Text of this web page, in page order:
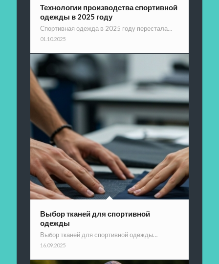
Технологии производства спортивной
одежды в 2025 году
Спортивная одежда в 2025 году перестала…
01.10.2025
Выбор тканей для спортивной
одежды
Выбор тканей для спортивной одежды…
16.09.2025